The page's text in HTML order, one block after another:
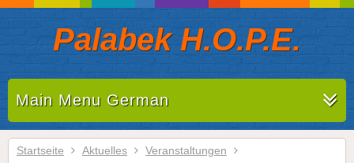
Palabek H.O.P.E.
Main Menu German
Startseite Aktuelles
Veranstaltungen